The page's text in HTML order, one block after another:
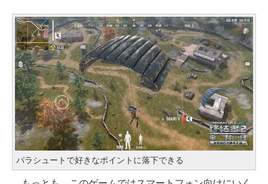
パラシュートで好きなポイントに落下できる